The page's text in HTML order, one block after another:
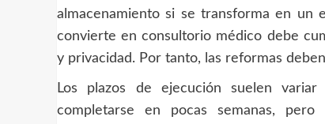
almacenamiento si se transforma en un
convierte en consultorio médico debe
y privacidad. Por tanto, las reformas
Los plazos de ejecución suelen
completarse en pocas semanas,